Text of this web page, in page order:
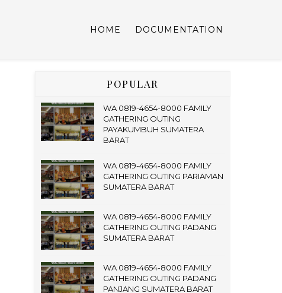
HOME DOCUMENTATION
POPULAR
WA 0819-4654-8000 FAMILY
GATHERING OUTING
PAYAKUMBUH SUMATERA
BARAT
WA 0819-4654-8000 FAMILY
GATHERING OUTING PARIAMAN
SUMATERA BARAT
WA 0819-4654-8000 FAMILY
GATHERING OUTING PADANG
SUMATERA BARAT
WA 0819-4654-8000 FAMILY
GATHERING OUTING PADANG
PANJANG SUMATERA BARAT